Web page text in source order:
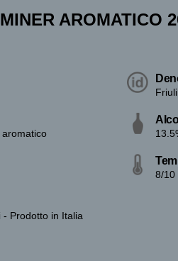
AROMATICO
Alcol
8/10
- Prodotto in Italia